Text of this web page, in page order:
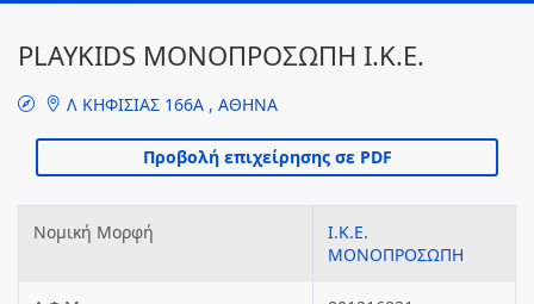
PLAYKIDS ΜΟΝΟΠΡΟΣΩΠΗ Ι.Κ.Ε.
Λ ΚΗΦΙΣΙΑΣ 166Α , ΑΘΗΝΑ
Νομική Μορφή
Ι.Κ.Ε.
ΜΟΝΟΠΡΟΣΩΠΗ